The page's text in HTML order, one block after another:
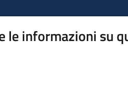
le informazioni su